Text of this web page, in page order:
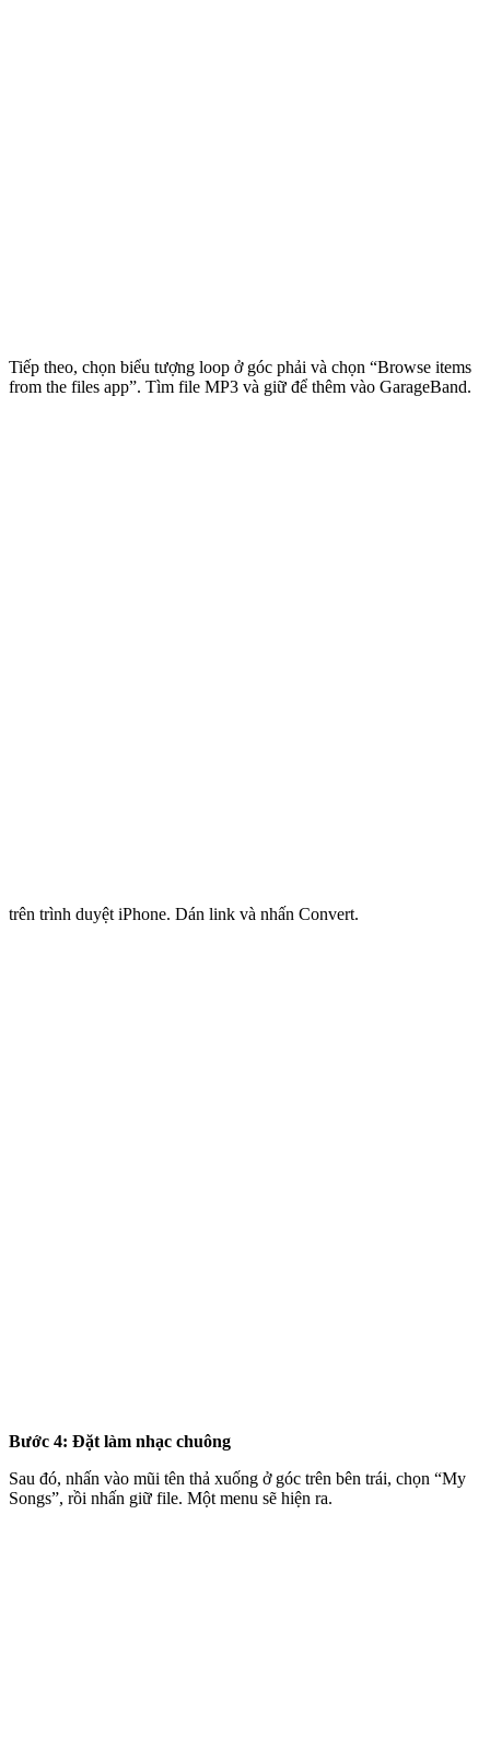
Tiếp theo, chọn biểu tượng loop ở góc phải và chọn “Browse items
from the files app”. Tìm file MP3 và giữ để thêm vào GarageBand.
trên trình duyệt iPhone. Dán link và nhấn Convert.
Bước 4: Đặt làm nhạc chuông
Sau đó, nhấn vào mũi tên thả xuống ở góc trên bên trái, chọn “My
Songs”, rồi nhấn giữ file. Một menu sẽ hiện ra.